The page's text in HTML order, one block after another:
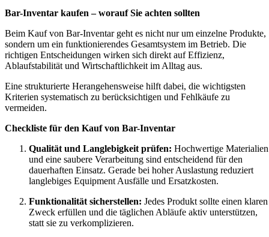
Bar-Inventar kaufen – worauf Sie achten sollten
Beim Kauf von Bar-Inventar geht es nicht nur um einzelne Produkte,
sondern um ein funktionierendes Gesamtsystem im Betrieb. Die
richtigen Entscheidungen wirken sich direkt auf Effizienz,
Ablaufstabilität und Wirtschaftlichkeit im Alltag aus.
Eine strukturierte Herangehensweise hilft dabei, die wichtigsten
Kriterien systematisch zu berücksichtigen und Fehlkäufe zu
vermeiden.
Checkliste für den Kauf von Bar-Inventar
Qualität und Langlebigkeit prüfen: Hochwertige Materialien
und eine saubere Verarbeitung sind entscheidend für den
dauerhaften Einsatz. Gerade bei hoher Auslastung reduziert
langlebiges Equipment Ausfälle und Ersatzkosten.
Funktionalität sicherstellen: Jedes Produkt sollte einen klaren
Zweck erfüllen und die täglichen Abläufe aktiv unterstützen,
statt sie zu verkomplizieren.